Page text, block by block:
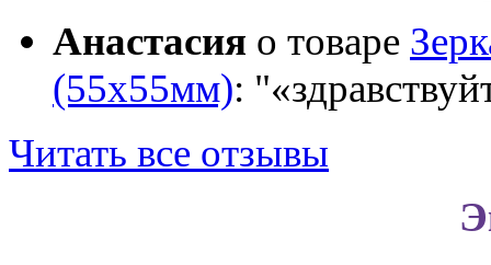
Анастасия о товаре
(55х55мм):
Читать все отзывы